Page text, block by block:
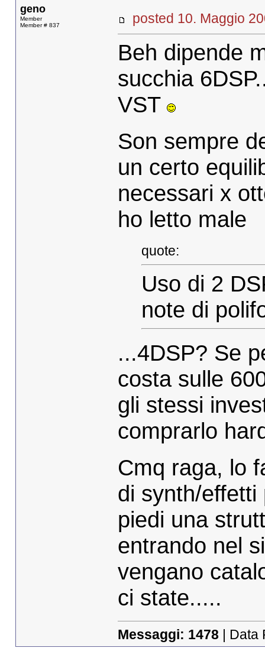
geno
Member
Member # 837
posted 10. Maggio
Beh dipende
succhia
VST
Son sempre
un certo
necessari x
ho letto male
quote:
Uso di 2
note di
...4DSP? Se
costa sulle
gli stessi
comprarlo
Cmq raga, lo
di synth/
piedi una
entrando nel
vengano
ci state.....
Messaggi: 1478 | Data